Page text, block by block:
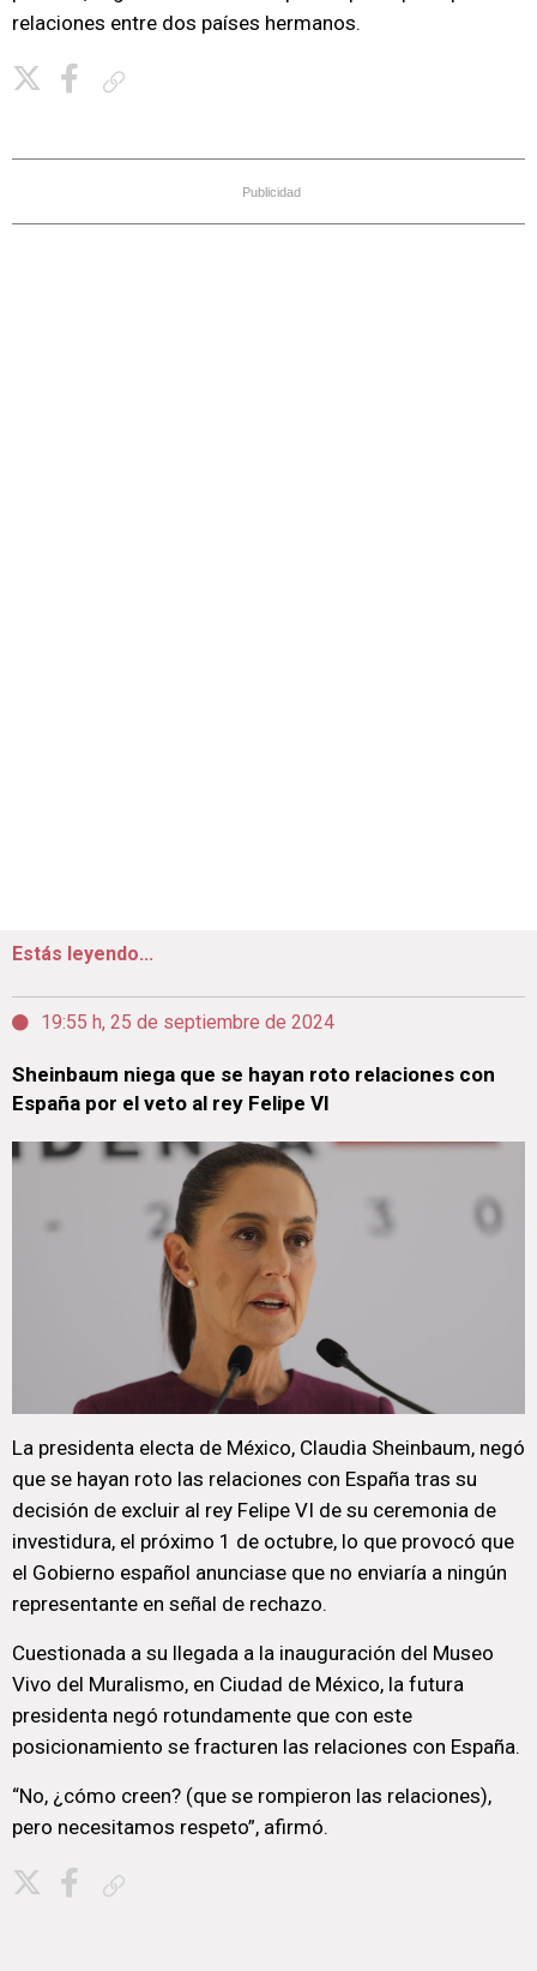
relaciones entre dos países hermanos.
Publicidad
Estás leyendo...
19:55 h, 25 de septiembre de 2024
Sheinbaum niega que se hayan roto relaciones con
España por el veto al rey Felipe VI
La presidenta electa de México, Claudia Sheinbaum, negó
que se hayan roto las relaciones con España tras su
decisión de excluir al rey Felipe VI de su ceremonia de
investidura, el próximo 1 de octubre, lo que provocó que
el Gobierno español anunciase que no enviaría a ningún
representante en señal de rechazo.
Cuestionada a su llegada a la inauguración del Museo
Vivo del Muralismo, en Ciudad de México, la futura
presidenta negó rotundamente que con este
posicionamiento se fracturen las relaciones con España.
“No, ¿cómo creen? (que se rompieron las relaciones),
pero necesitamos respeto”, afirmó.